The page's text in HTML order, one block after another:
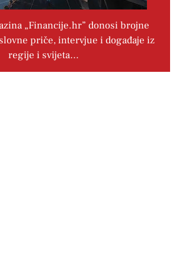
„Financije.hr” donosi brojne
priče, intervjue i događaje iz
regije i svijeta…